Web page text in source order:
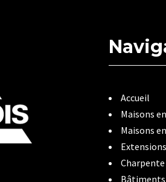
Accueil
Maisons
Maisons
Charpente